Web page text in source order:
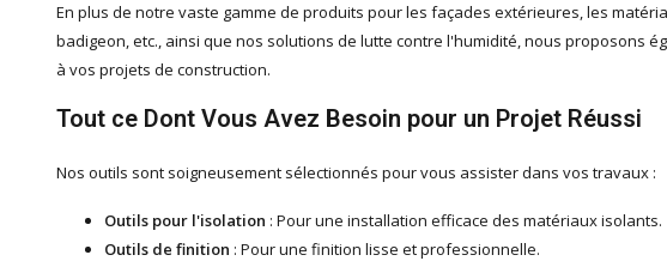
En plus de notre vaste gamme de produits pour les façades extérieures, les
badigeon, etc., ainsi que nos solutions de lutte contre l'humidité, nous proposons
à vos projets de construction.
Tout ce Dont Vous Avez Besoin pour un Projet Réussi
Nos outils sont soigneusement sélectionnés pour vous assister dans vos travaux :
Outils pour l'isolation : Pour une installation efficace des matériaux isolants.
Outils de finition : Pour une finition lisse et professionnelle.